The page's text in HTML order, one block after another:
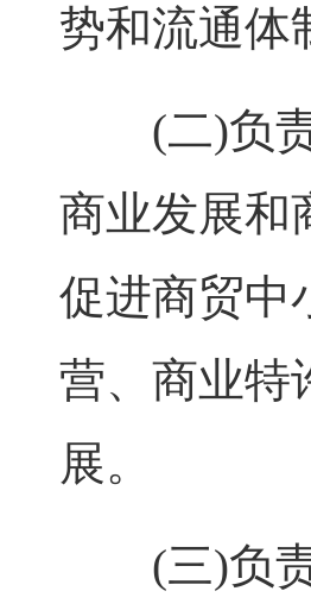
势和流通体
(二)负责
商业发展和
促进商贸中
营、商业特
展。
(三)负责